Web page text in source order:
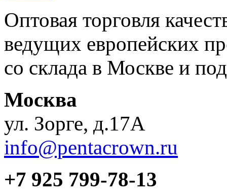
Оптовая торговля
ведущих европейских
со склада в Москве и под
Москва
ул. Зорге, д.17А
info@pentacrown.ru
+7 925 799-78-13